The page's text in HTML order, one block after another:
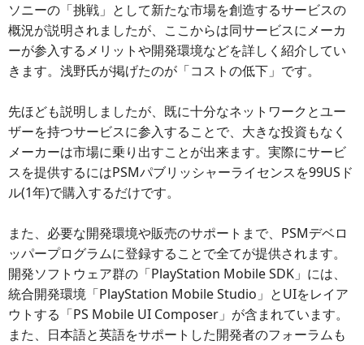
ソニーの「挑戦」として新たな市場を創造するサービスの
概況が説明されましたが、ここからは同サービスにメーカ
ーが参入するメリットや開発環境などを詳しく紹介してい
きます。浅野氏が掲げたのが「コストの低下」です。
先ほども説明しましたが、既に十分なネットワークとユー
ザーを持つサービスに参入することで、大きな投資もなく
メーカーは市場に乗り出すことが出来ます。実際にサービ
スを提供するにはPSMパブリッシャーライセンスを99USド
ル(1年)で購入するだけです。
また、必要な開発環境や販売のサポートまで、PSMデベロ
ッパープログラムに登録することで全てが提供されます。
開発ソフトウェア群の「PlayStation Mobile SDK」には、
統合開発環境「PlayStation Mobile Studio」とUIをレイア
ウトする「PS Mobile UI Composer」が含まれています。
また、日本語と英語をサポートした開発者のフォーラムも